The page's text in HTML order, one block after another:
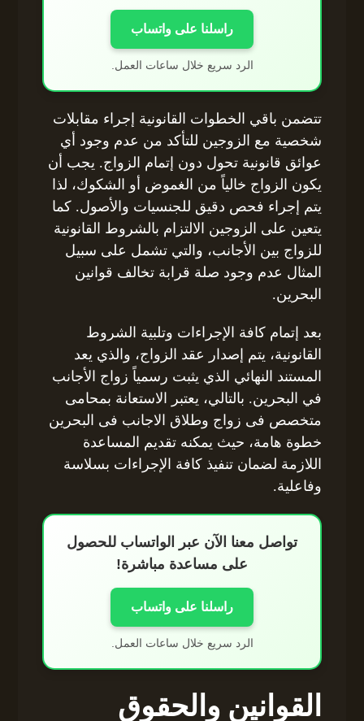
راسلنا على واتساب
الرد سريع خلال ساعات العمل.
تتضمن باقي الخطوات القانونية إجراء مقابلات
شخصية مع الزوجين للتأكد من عدم وجود أي
عوائق قانونية تحول دون إتمام الزواج. يجب أن
يكون الزواج خالياً من الغموض أو الشكوك، لذا
يتم إجراء فحص دقيق للجنسيات والأصول. كما
يتعين على الزوجين الالتزام بالشروط القانونية
للزواج بين الأجانب، والتي تشمل على سبيل
المثال عدم وجود صلة قرابة تخالف قوانين
البحرين.
بعد إتمام كافة الإجراءات وتلبية الشروط
القانونية، يتم إصدار عقد الزواج، والذي يعد
المستند النهائي الذي يثبت رسمياً زواج الأجانب
في البحرين. بالتالي، يعتبر الاستعانة بمحامى
متخصص فى زواج وطلاق الاجانب فى البحرين
خطوة هامة، حيث يمكنه تقديم المساعدة
اللازمة لضمان تنفيذ كافة الإجراءات بسلاسة
وفاعلية.
تواصل معنا الآن عبر الواتساب للحصول
على مساعدة مباشرة!
راسلنا على واتساب
الرد سريع خلال ساعات العمل.
القوانين والحقوق